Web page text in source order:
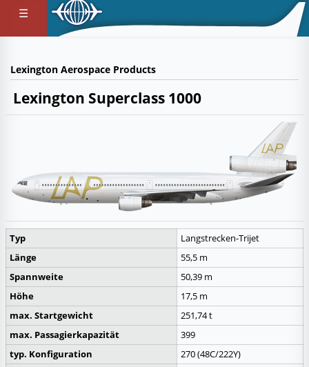
☰
Lexington Aerospace Products
Lexington Superclass 1000
Typ Langstrecken-Trijet
Länge
55,5 m
Spannweite
50,39 m
Höhe
17,5 m
max. Startgewicht
251,74 t
max. Passagierkapazität
399
typ. Konfiguration
270 (48C/222Y)